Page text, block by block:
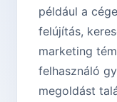
például a
felújítás,
marketing
felhasználó
megoldást